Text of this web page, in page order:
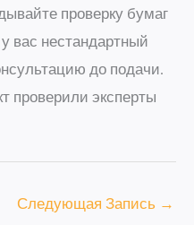
проверку бумаг
вас нестандартный
до подачи.
проверили эксперты
Следующая Запись →